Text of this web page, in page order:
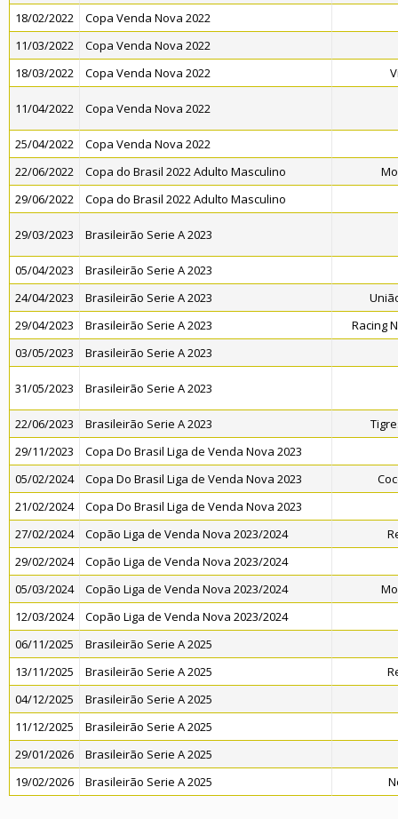
18/02/2022
Copa Venda Nova 2022
11/03/2022
Copa Venda Nova 2022
18/03/2022
Copa Venda Nova 2022
11/04/2022 Copa Venda Nova 2022
25/04/2022
Copa Venda Nova 2022
22/06/2022
Copa do Brasil 2022 Adulto Masculino
29/06/2022
Copa do Brasil 2022 Adulto Masculino
29/03/2023 Brasileirão Serie A 2023
05/04/2023
Brasileirão Serie A 2023
24/04/2023
Brasileirão Serie A 2023
29/04/2023
Brasileirão Serie A 2023
Racing
03/05/2023
Brasileirão Serie A 2023
31/05/2023 Brasileirão Serie A 2023
22/06/2023 Brasileirão Serie A 2023
29/11/2023
Copa Do Brasil Liga de Venda Nova 2023
05/02/2024
Copa Do Brasil Liga de Venda Nova 2023
21/02/2024
Copa Do Brasil Liga de Venda Nova 2023
27/02/2024
Copão Liga de Venda Nova 2023/2024
29/02/2024
Copão Liga de Venda Nova 2023/2024
05/03/2024
Copão Liga de Venda Nova 2023/2024
12/03/2024
Copão Liga de Venda Nova 2023/2024
06/11/2025
Brasileirão Serie A 2025
13/11/2025
Brasileirão Serie A 2025
04/12/2025
Brasileirão Serie A 2025
11/12/2025
Brasileirão Serie A 2025
29/01/2026
Brasileirão Serie A 2025
19/02/2026
Brasileirão Serie A 2025